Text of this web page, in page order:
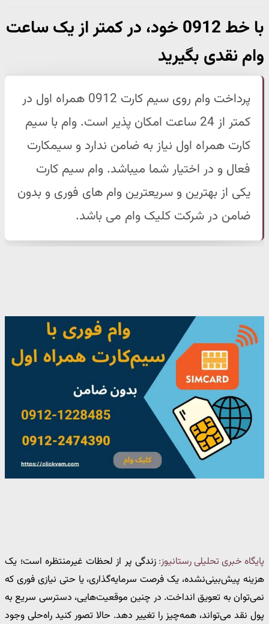
با خط 0912 خود، در کمتر از یک ساعت
وام نقدی بگیرید
پرداخت وام روی سیم کارت 0912 همراه اول در
کمتر از 24 ساعت امکان پذیر است. وام با سیم
کارت همراه اول نیاز به ضامن ندارد و سیمکارت
فعال و در اختیار شما میباشد. وام سیم کارت
یکی از بهترین و سریعترین وام های فوری و بدون
ضامن در شرکت کلیک وام می باشد.
پایگاه خبری تحلیلی رستانیوز: زندگی پر از لحظات غیرمنتظره است؛ یک
هزینه پیش‌بینی‌نشده، یک فرصت سرمایه‌گذاری، یا حتی نیازی فوری که
نمی‌توان به تعویق انداخت. در چنین موقعیت‌هایی، دسترسی سریع به
پول نقد می‌تواند، همه‌چیز را تغییر دهد. حالا تصور کنید راه‌حلی وجود